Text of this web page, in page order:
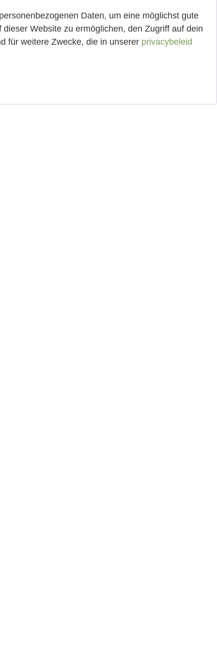
Daten, um eine möglichst gute
dieser Website zu ermöglichen, den Zugriff auf dein
für weitere Zwecke, die in unserer privacybeleid